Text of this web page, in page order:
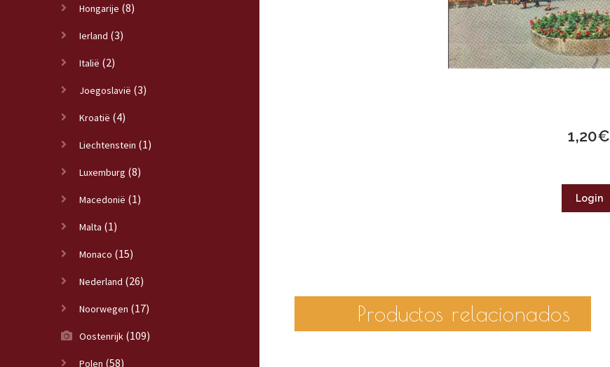
Hongarije (8)
Ierland (3)
Italië (2)
Joegoslavië (3)
Kroatië (4)
Liechtenstein (1)
Luxemburg (8)
Macedonië (1)
Malta (1)
Monaco (15)
Nederland (26)
Noorwegen (17)
Oostenrijk (109)
Polen (58)
1,20€
Login
Productos relacionados